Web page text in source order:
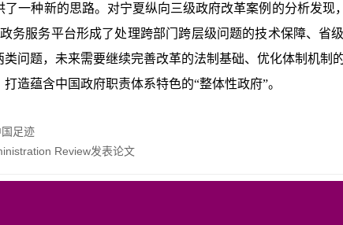
一种新的思路。对宁夏纵向三级政府改革案例的分析发现
务服务平台形成了处理跨部门跨层级问题的技术保障、省
问题，未来需要继续完善改革的法制基础、优化体制机
造蕴含中国政府职责体系特色的“整体性政府”。
足迹
Review发表论文